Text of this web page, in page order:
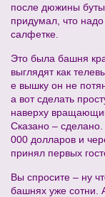
после дюжины
придумал, что
салфетке.
Это была башня
выглядят как
е вышку он не
а вот сделать
наверху
Сказано – сделано.
000 долларов и
принял первых
Вы спросите – ну
башнях уже сотни.